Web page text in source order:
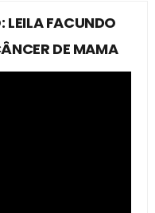
LEILA FACUNDO
DE MAMA